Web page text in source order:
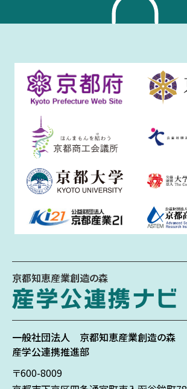
京都知恵産業創造の森
一般社団法人 京都知恵産業創造の森
産学公連携推進部
〒600-8009